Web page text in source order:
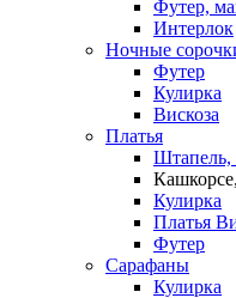
Футер,
Интерлок
Ночные
Футер
Кулирка
Вискоза
Платья
Штапель,
Кулирка
Платья
Футер
Сарафаны
Кулирка